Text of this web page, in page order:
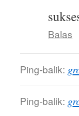
Balas
Ping-balik:
Ping-balik: